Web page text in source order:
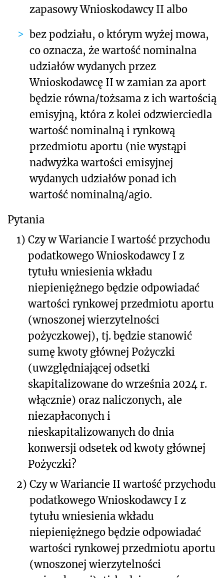
zapasowy Wnioskodawcy II albo
bez podziału, o którym wyżej mowa,
co oznacza, że wartość nominalna
udziałów wydanych przez
Wnioskodawcę II w zamian za aport
będzie równa/tożsama z ich wartością
emisyjną, która z kolei odzwierciedla
wartość nominalną i rynkową
przedmiotu aportu (nie wystąpi
nadwyżka wartości emisyjnej
wydanych udziałów ponad ich
wartość nominalną/agio.
Pytania
1) Czy w Wariancie I wartość przychodu
podatkowego Wnioskodawcy I z
tytułu wniesienia wkładu
niepieniężnego będzie odpowiadać
wartości rynkowej przedmiotu aportu
(wnoszonej wierzytelności
pożyczkowej), tj. będzie stanowić
sumę kwoty głównej Pożyczki
(uwzględniającej odsetki
skapitalizowane do września 2024 r.
włącznie) oraz naliczonych, ale
niezapłaconych i
nieskapitalizowanych do dnia
konwersji odsetek od kwoty głównej
Pożyczki?
2) Czy w Wariancie II wartość przychodu
podatkowego Wnioskodawcy I z
tytułu wniesienia wkładu
niepieniężnego będzie odpowiadać
wartości rynkowej przedmiotu aportu
(wnoszonej wierzytelności